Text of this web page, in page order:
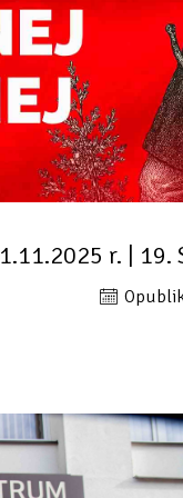
r. | 19.